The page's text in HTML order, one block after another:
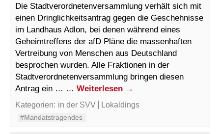
Die Stadtverordnetenversammlung verhält sich mit
einen Dringlichkeitsantrag gegen die Geschehnisse
im Landhaus Adlon, bei denen während eines
Geheimtreffens der afD Pläne die massenhaften
Vertreibung von Menschen aus Deutschland
besprochen wurden. Alle Fraktionen in der
Stadtverordnetenversammlung bringen diesen
Antrag ein … … Weiterlesen →
Kategorien: in der SVV Lokaldings
#Mandatstragendes